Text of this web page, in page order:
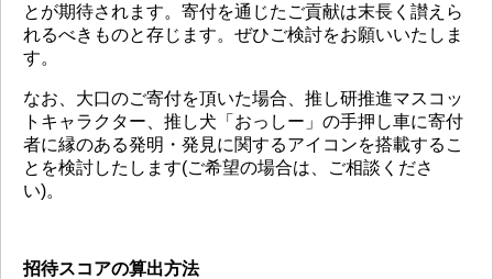
とが期待されます。寄付を通じたご貢献は末長く讃えら
れるべきものと存じます。ぜひご検討をお願いいたしま
す。
なお、大口のご寄付を頂いた場合、推し研推進マスコッ
トキャラクター、推し犬「おっしー」の手押し車に寄付
者に縁のある発明・発見に関するアイコンを搭載するこ
とを検討したします(ご希望の場合は、ご相談くださ
い)。
招待スコアの算出方法